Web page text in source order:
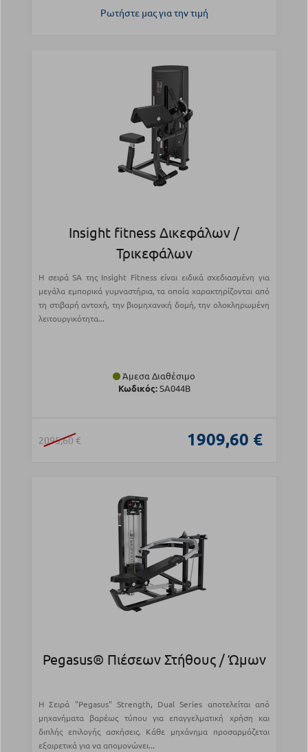
Ρωτήστε μας για την τιμή
Insight fitness Δικεφάλων /
Τρικεφάλων
Η σειρά SA της Insight Fitness είναι ειδικά σχεδιασμένη για
μεγάλα εμπορικά γυμναστήρια, τα οποία χαρακτηρίζονται από
τη στιβαρή αντοχή, την βιομηχανική δομή, την ολοκληρωμένη
λειτουργικότητα...
Άμεσα Διαθέσιμο
Κωδικός:SA044B
2095,60 € 1909,60 €
Pegasus® Πιέσεων Στήθους / Ώμων
Η Σειρά "Pegasus" Strength, Dual Series αποτελείται από
μηχανήματα βαρέως τύπου για επαγγελματική χρήση και
διπλής επιλογής ασκήσεις. Κάθε μηχάνημα προσαρμόζεται
εξαιρετικά για να απομονώνει...